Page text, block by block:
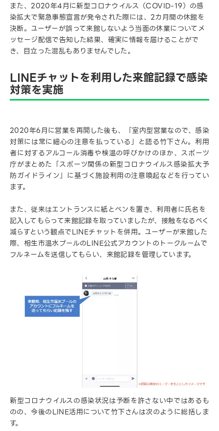
また、2020年4月に新型コロナウイルス（COVID-19）の感
染拡大で緊急事態宣言が発令された際には、2カ月間の休館を
決断。ユーザーが誤って来館しないよう当面の休業についてメ
ッセージ配信で告知した結果、確実に情報を届けることがで
き、目立った混乱もありませんでした。
LINEチャットを利用した来館記録で感染
対策を実施
2020年6月に営業を再開した後も、「室内型営業なので、感染
対策には常に細心の注意を払っている」と語る竹下さん。利用
者に対するアルコール消毒や検温の呼びかけのほか、スポーツ
庁がまとめた「スポーツ関係の新型コロナウイルス感染拡大予
防ガイドライン」に基づく施設利用の注意喚起などを行ってい
ます。
また、従来はエントランスに紙とペンを置き、利用者に氏名を
記入してもらって来館記録を取っていましたが、接触をなるべく
減らすという観点でLINEチャットを併用。ユーザーが来館した
際、相生市温水プールのLINE公式アカウントのトークルームで
フルネームを送信してもらい、来館記録を管理しています。
新型コロナウイルスの感染状況は予断を許さない中ではあるも
のの、今後のLINE活用について竹下さんは次のように総括しま
す。